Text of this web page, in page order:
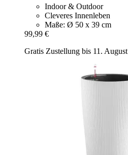
Indoor & Outdoor
Cleveres Innenleben
Maße: Ø 50 x 39 cm
99,99 €
Gratis Zustellung bis 11. August